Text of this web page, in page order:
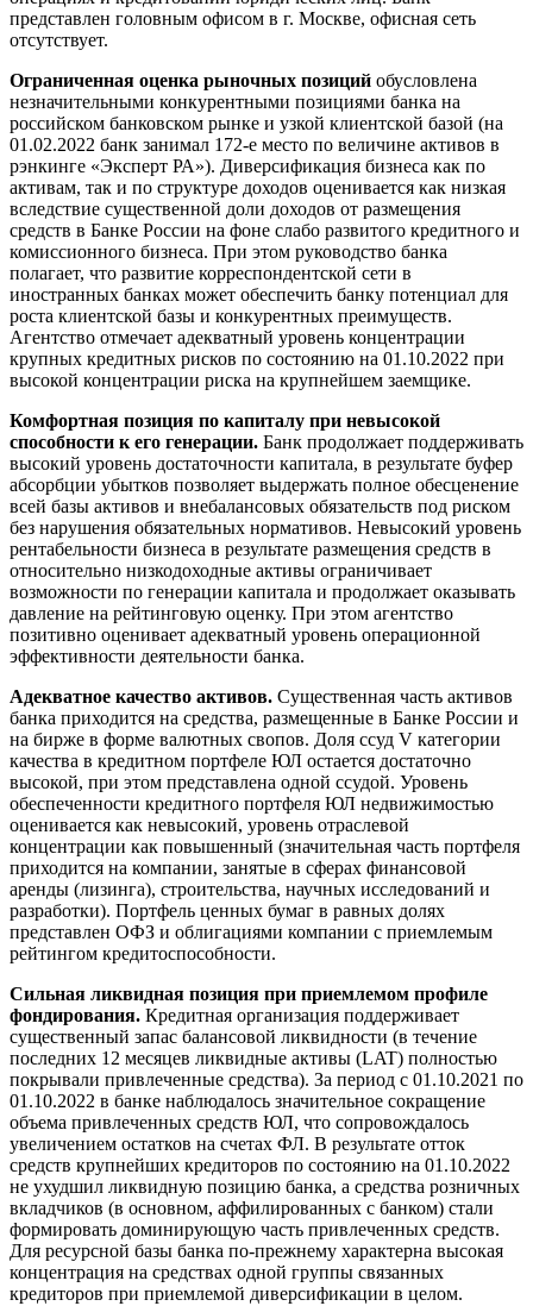
представлен головным офисом в г. Москве, офисная сеть
отсутствует.
Ограниченная оценка рыночных позиций обусловлена
незначительными конкурентными позициями банка на
российском банковском рынке и узкой клиентской базой (на
01.02.2022 банк занимал 172-е место по величине активов в
рэнкинге «Эксперт РА»). Диверсификация бизнеса как по
активам, так и по структуре доходов оценивается как низкая
вследствие существенной доли доходов от размещения
средств в Банке России на фоне слабо развитого кредитного и
комиссионного бизнеса. При этом руководство банка
полагает, что развитие корреспондентской сети в
иностранных банках может обеспечить банку потенциал для
роста клиентской базы и конкурентных преимуществ.
Агентство отмечает адекватный уровень концентрации
крупных кредитных рисков по состоянию на 01.10.2022 при
высокой концентрации риска на крупнейшем заемщике.
Комфортная позиция по капиталу при невысокой
способности к его генерации. Банк продолжает поддерживать
высокий уровень достаточности капитала, в результате буфер
абсорбции убытков позволяет выдержать полное обесценение
всей базы активов и внебалансовых обязательств под риском
без нарушения обязательных нормативов. Невысокий уровень
рентабельности бизнеса в результате размещения средств в
относительно низкодоходные активы ограничивает
возможности по генерации капитала и продолжает оказывать
давление на рейтинговую оценку. При этом агентство
позитивно оценивает адекватный уровень операционной
эффективности деятельности банка.
Адекватное качество активов. Существенная часть активов
банка приходится на средства, размещенные в Банке России и
на бирже в форме валютных свопов. Доля ссуд V категории
качества в кредитном портфеле ЮЛ остается достаточно
высокой, при этом представлена одной ссудой. Уровень
обеспеченности кредитного портфеля ЮЛ недвижимостью
оценивается как невысокий, уровень отраслевой
концентрации как повышенный (значительная часть портфеля
приходится на компании, занятые в сферах финансовой
аренды (лизинга), строительства, научных исследований и
разработки). Портфель ценных бумаг в равных долях
представлен ОФЗ и облигациями компании с приемлемым
рейтингом кредитоспособности.
Сильная ликвидная позиция при приемлемом профиле
фондирования. Кредитная организация поддерживает
существенный запас балансовой ликвидности (в течение
последних 12 месяцев ликвидные активы (LAT) полностью
покрывали привлеченные средства). За период с 01.10.2021 по
01.10.2022 в банке наблюдалось значительное сокращение
объема привлеченных средств ЮЛ, что сопровождалось
увеличением остатков на счетах ФЛ. В результате отток
средств крупнейших кредиторов по состоянию на 01.10.2022
не ухудшил ликвидную позицию банка, а средства розничных
вкладчиков (в основном, аффилированных с банком) стали
формировать доминирующую часть привлеченных средств.
Для ресурсной базы банка по-прежнему характерна высокая
концентрация на средствах одной группы связанных
кредиторов при приемлемой диверсификации в целом.